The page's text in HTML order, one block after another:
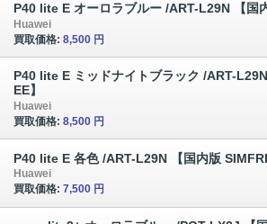
P40 lite E オーロラブルー /ART-L29N 【国
Huawei
買取価格: 8,500 円
P40 lite E ミッドナイトブラック /ART-
EE】
Huawei
買取価格: 8,500 円
P40 lite E 各色 /ART-L29N 【国内版
Huawei
買取価格: 7,500 円